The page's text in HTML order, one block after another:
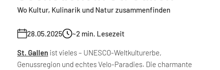
Wo Kultur, Kulinarik und Natur zusammenfinden
28.05.2025 ~2 min. Lesezeit
St. Gallen ist vieles – UNESCO-Weltkulturerbe,
Genussregion und echtes Velo-Paradies. Die charmante